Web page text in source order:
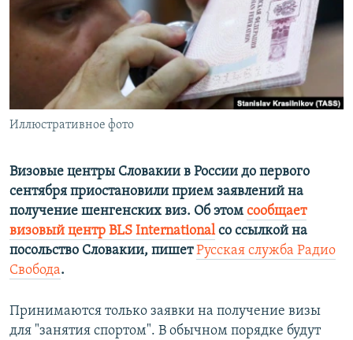
ПОБЕДИТЕЛЕЙ НЕ СУДЯТ?
КРЫМ.НЕПОКОРЕННЫЙ
УКРАИНСКАЯ ПРОБЛЕМА КРЫМА
ПРИСОЕДИНЯЙТЕСЬ!
Все сайты RFE/RL
Иллюстративное фото
Визовые центры Словакии в России до первого
сентября приостановили прием заявлений на
получение шенгенских виз. Об этом сообщает
визовый центр BLS Internationalсо ссылкой на
посольство Словакии, пишетРусская служба Радио
Свобода.
Принимаются только заявки на получение визы
для "занятия спортом". В обычном порядке будут